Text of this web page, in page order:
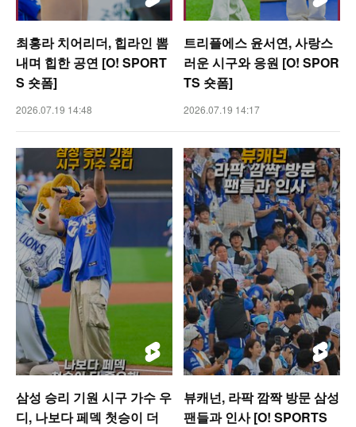
최홍라 치어리더, 힙라인 뽐
내며 힙한 공연 [O! SPORT
S 숏폼]
2026.07.19 14:48
트리플에스 윤서연, 사랑스
러운 시구와 응원 [O! SPOR
TS 숏폼]
2026.07.19 14:17
삼성 승리 기원 시구 가수 우
디, 나보다 페덱 첫승이 더
뷰캐넌, 라팍 깜짝 방문 삼성
팬들과 인사 [O! SPORTS